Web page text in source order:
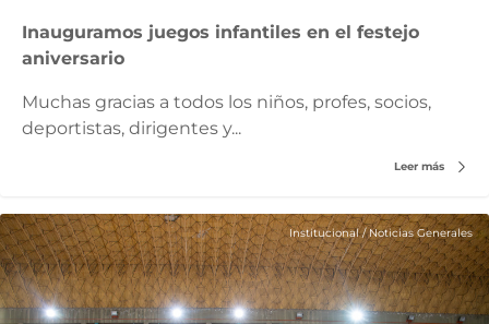
Inauguramos juegos infantiles en el festejo
aniversario
Muchas gracias a todos los niños, profes, socios,
deportistas, dirigentes y...
Leer más
Institucional / Noticias Generales